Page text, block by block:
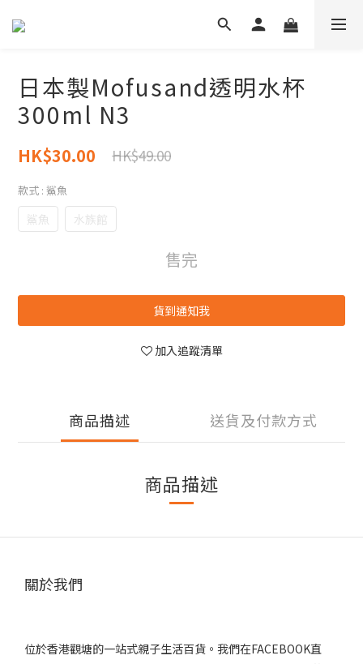
日本製Mofusand透明水杯
300ml N3
HK$30.00 HK$49.00
款式 : 鯊魚
鯊魚 水族館
售完
貨到通知我
加入追蹤清單
商品描述 送貨及付款方式
商品描述
關於我們
位於香港觀塘的一站式親子生活百貨。我們在FACEBOOK直